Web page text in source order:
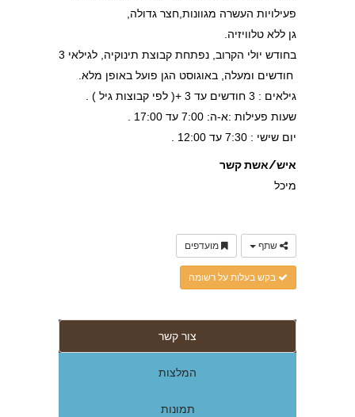
פעילויות העשרה מגוונות,חצר גדולה,
גן ללא טלוויזיה.
בחודש יולי הקרוב, נפתחת קבוצת תינוקיה, לגילאי 3
חודשים ומעלה, באוגוסט הגן פועל באופן מלא.
גילאים : 3 חודשים עד 3 +( לפי קבוצות גיל ) .
שעות פעילות :א-ה: 7:00 עד 17:00 .
יום שישי : 7:30 עד 12:00 .
איש/אשת קשר
מיכל
שתף מועדפים
בקש בעלות על רשומה
צור קשר
המלצות
תמונות